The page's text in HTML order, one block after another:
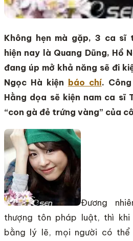
Không hẹn mà gặp, 3 ca sĩ
hiện nay là Quang Dũng, Hồ
đang úp mở khả năng sẽ đi
Ngọc Hà kiện báo chí.
Hằng dọa sẽ kiện nam ca sĩ
“con gà đẻ trứng vàng” của
Đương
thượng tôn pháp luật, thì
bằng lý lẽ, mọi người có thể